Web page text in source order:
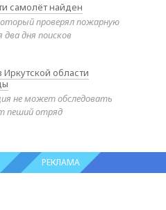
самолёт найден
проверял пожарную
два дня поисков
области
не может обследовать
пеший отряд
РЕКЛАМА